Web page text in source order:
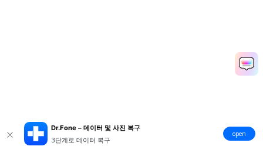
Dr.Fone – 데이터 및 사진 복구
3단계로 데이터 복구
open